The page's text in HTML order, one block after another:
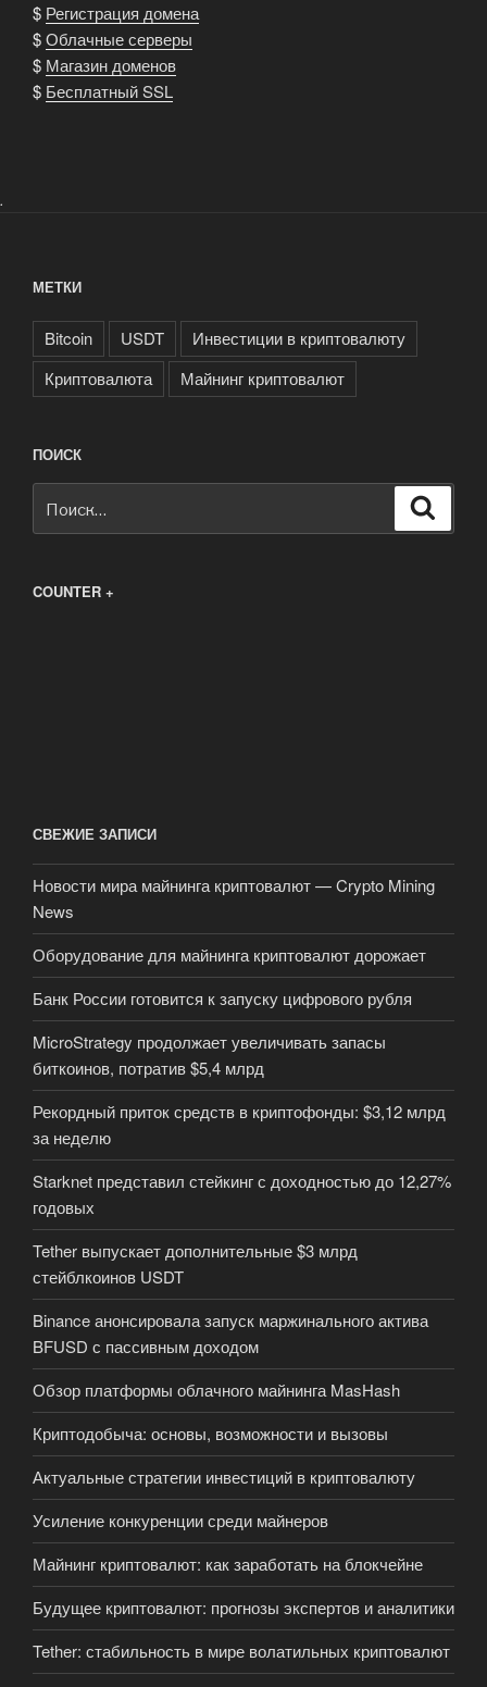
$ Регистрация домена
$Облачные серверы
$ Магазин доменов
$ Бесплатный SSL
.
МЕТКИ
Bitcoin USDT
Инвестиции в криптовалюту
Криптовалюта
Майнинг криптовалют
ПОИСК
COUNTER +
СВЕЖИЕ ЗАПИСИ
Новости мира майнинга криптовалют — Crypto Mining
News
Оборудование для майнинга криптовалют дорожает
Банк России готовится к запуску цифрового рубля
MicroStrategy продолжает увеличивать запасы
биткоинов, потратив $5,4 млрд
Рекордный приток средств в криптофонды: $3,12 млрд
за неделю
Starknet представил стейкинг с доходностью до 12,27%
годовых
Tether выпускает дополнительные $3 млрд
стейблкоинов USDT
Binance анонсировала запуск маржинального актива
BFUSD с пассивным доходом
Обзор платформы облачного майнинга MasHash
Криптодобыча: основы, возможности и вызовы
Актуальные стратегии инвестиций в криптовалюту
Усиление конкуренции среди майнеров
Майнинг криптовалют: как заработать на блокчейне
Будущее криптовалют: прогнозы экспертов и аналитики
Tether: стабильность в мире волатильных криптовалют